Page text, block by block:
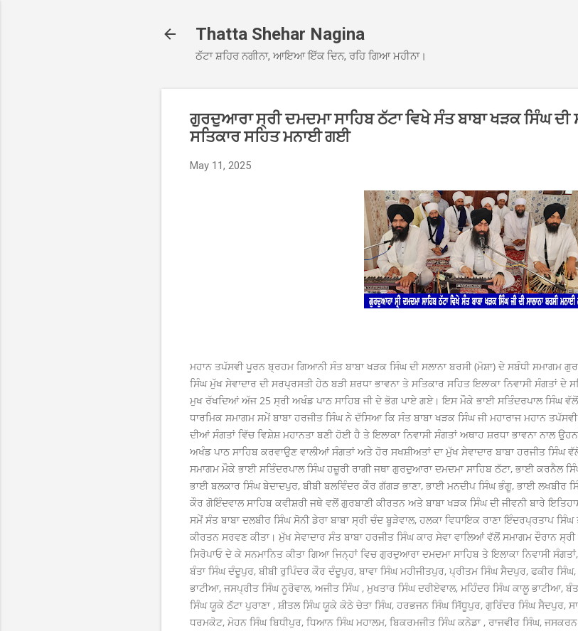
Thatta Shehar Nagina
ਠੱਟਾ ਸ਼ਹਿਰ ਨਗੀਨਾ, ਆਇਆ ਇੱਕ ਦਿਨ, ਰਹਿ ਗਿਆ ਮਹੀਨਾ।
ਗੁਰਦੁਆਰਾ ਸ੍ਰੀ ਦਮਦਮਾ ਸਾਹਿਬ ਠੱਟਾ ਵਿਖੇ ਸੰਤ ਬਾਬਾ ਖੜਕ ਸਿੰਘ ਦੀ
ਸਤਿਕਾਰ ਸਹਿਤ ਮਨਾਈ ਗਈ
May 11, 2025
ਮਹਾਨ ਤਪੱਸਵੀ ਪੂਰਨ ਬ੍ਰਹਮ ਗਿਆਨੀ ਸੰਤ ਬਾਬਾ ਖੜਕ ਸਿੰਘ ਦੀ ਸਲਾਨਾ ਬਰਸੀ (ਮੋਸ਼ਾ) ਦੇ ਸਬੰਧੀ ਸਮਾਗਮ
ਸਿੰਘ ਮੁੱਖ ਸੇਵਾਦਾਰ ਦੀ ਸਰਪ੍ਰਸਤੀ ਹੇਠ ਬੜੀ ਸ਼ਰਧਾ ਭਾਵਨਾ ਤੇ ਸਤਿਕਾਰ ਸਹਿਤ ਇਲਾਕਾ ਨਿਵਾਸੀ
ਮੁਖ ਰੱਖਦਿਆਂ ਅੱਜ 25 ਸ੍ਰੀ ਅਖੰਡ ਪਾਠ ਸਾਹਿਬ ਜੀ ਦੇ ਭੋਗ ਪਾਏ ਗਏ। ਇਸ ਮੌਕੇ ਭਾਈ ਸਤਿੰਦਰਪਾਲ ਸਿੰਘ
ਧਾਰਮਿਕ ਸਮਾਗਮ ਸਮੇਂ ਬਾਬਾ ਹਰਜੀਤ ਸਿੰਘ ਨੇ ਦੱਸਿਆ ਕਿ ਸੰਤ ਬਾਬਾ ਖੜਕ ਸਿੰਘ ਜੀ ਮਹਾਰਾਜ ਮਹਾਨ
ਦੀਆਂ ਸੰਗਤਾਂ ਵਿੱਚ ਵਿਸ਼ੇਸ਼ ਮਹਾਨਤਾ ਬਣੀ ਹੋਈ ਹੈ ਤੇ ਇਲਾਕਾ ਨਿਵਾਸੀ ਸੰਗਤਾਂ ਅਥਾਹ ਸ਼ਰਧਾ ਭਾਵਨਾ ਨਾਲ
ਅਖੰਡ ਪਾਠ ਸਾਹਿਬ ਕਰਵਾਉਣ ਵਾਲੀਆਂ ਸੰਗਤਾਂ ਅਤੇ ਹੋਰ ਸਖਸ਼ੀਅਤਾਂ ਦਾ ਮੁੱਖ ਸੇਵਾਦਾਰ ਬਾਬਾ ਹਰਜੀਤ ਸਿੰਘ
ਸਮਾਗਮ ਮੌਕੇ ਭਾਈ ਸਤਿੰਦਰਪਾਲ ਸਿੰਘ ਹਜ਼ੂਰੀ ਰਾਗੀ ਜਥਾ ਗੁਰਦੁਆਰਾ ਦਮਦਮਾ ਸਾਹਿਬ ਠੱਟਾ, ਭਾਈ ਕਰਨੈਲ
ਭਾਈ ਬਲਕਾਰ ਸਿੰਘ ਬੇਦਾਦਪੁਰ, ਬੀਬੀ ਬਲਵਿੰਦਰ ਕੌਰ ਗੱਗੜ ਭਾਣਾ, ਭਾਈ ਮਨਦੀਪ ਸਿੰਘ ਭੰਗੂ, ਭਾਈ ਲਖਬੀਰ
ਕੌਰ ਗੋਇੰਦਵਾਲ ਸਾਹਿਬ ਕਵੀਸ਼ਰੀ ਜਥੇ ਵਲੋਂ ਗੁਰਬਾਣੀ ਕੀਰਤਨ ਅਤੇ ਬਾਬਾ ਖੜਕ ਸਿੰਘ ਦੀ ਜੀਵਨੀ ਬਾਰੇ
ਸਮੇਂ ਸੰਤ ਬਾਬਾ ਦਲਬੀਰ ਸਿੰਘ ਸੋਨੀ ਡੇਰਾ ਬਾਬਾ ਸ੍ਰੀ ਚੰਦ ਬੂੜੇਵਾਲ, ਹਲਕਾ ਵਿਧਾਇਕ ਰਾਣਾ ਇੰਦਰਪ੍ਰਤਾਪ
ਕੀਰਤਨ ਸਰਵਣ ਕੀਤਾ। ਮੁੱਖ ਸੇਵਾਦਾਰ ਸੰਤ ਬਾਬਾ ਹਰਜੀਤ ਸਿੰਘ ਕਾਰ ਸੇਵਾ ਵਾਲਿਆਂ ਵੱਲੋਂ ਸਮਾਗਮ ਦੌਰਾਨ
ਸਿਰੋਪਾਓ ਦੇ ਕੇ ਸਨਮਾਨਿਤ ਕੀਤਾ ਗਿਆ ਜਿਨ੍ਹਾਂ ਵਿਚ ਗੁਰਦੁਆਰਾ ਦਮਦਮਾ ਸਾਹਿਬ ਤੇ ਇਲਾਕਾ ਨਿਵਾਸੀ
ਬੰਤਾ ਸਿੰਘ ਦੰਦੂਪੁਰ, ਬੀਬੀ ਰੁਪਿੰਦਰ ਕੌਰ ਦੰਦੂਪੁਰ, ਬਾਵਾ ਸਿੰਘ ਮਹੀਜੀਤਪੁਰ, ਪ੍ਰੀਤਮ ਸਿੰਘ ਸੈਦਪੁਰ, ਫਕੀਰ
ਭਾਟੀਆ, ਜਸਪ੍ਰੀਤ ਸਿੰਘ ਨੂਰੋਵਾਲ, ਅਜੀਤ ਸਿੰਘ , ਮੁਖਤਾਰ ਸਿੰਘ ਦਰੀਏਵਾਲ, ਮਹਿੰਦਰ ਸਿੰਘ ਕਾਲੂ ਭਾਟੀਆ,
ਸਿੰਘ ਯੂਕੇ ਠੱਟਾ ਪੁਰਾਣਾ , ਸ਼ੀਤਲ ਸਿੰਘ ਯੂਕੇ ਕੋਠੇ ਚੇਤਾ ਸਿੰਘ, ਹਰਭਜਨ ਸਿੰਘ ਸਿੱਧੂਪੁਰ, ਗੁਰਿੰਦਰ ਸਿੰਘ ਸੈਦਪੁਰ,
ਧਰਮਕੋਟ, ਮੋਹਨ ਸਿੰਘ ਬਿਧੀਪੁਰ, ਧਿਆਨ ਸਿੰਘ ਮਹਾਲਮ, ਬਿਕਰਮਜੀਤ ਸਿੰਘ ਕਨੇਡਾ , ਰਾਜਵੀਰ ਸਿੰਘ,